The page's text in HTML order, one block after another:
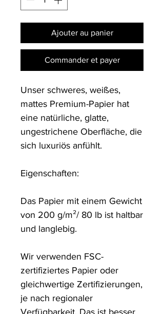
Ajouter au panier
Commander et payer
Unser schweres, weißes,
mattes Premium-Papier hat
eine natürliche, glatte,
ungestrichene Oberfläche, die
sich luxuriös anfühlt.
Eigenschaften:
Das Papier mit einem Gewicht
von 200 g/m²/ 80 lb ist haltbar
und langlebig.
Wir verwenden FSC-
zertifiziertes Papier oder
gleichwertige Zertifizierungen,
je nach regionaler
Verfügbarkeit. Das ist besser